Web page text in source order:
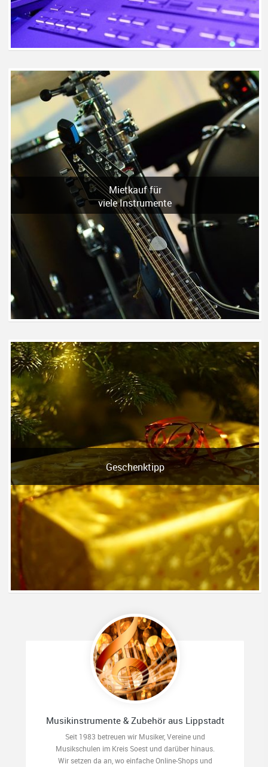
Mietkauf für
viele Instrumente
Geschenktipp
Musikinstrumente & Zubehör aus Lippstadt
Seit 1983 betreuen wir Musiker, Vereine und
Musikschulen im Kreis Soest und darüber hinaus.
Wir setzen da an, wo einfache Online-Shops und